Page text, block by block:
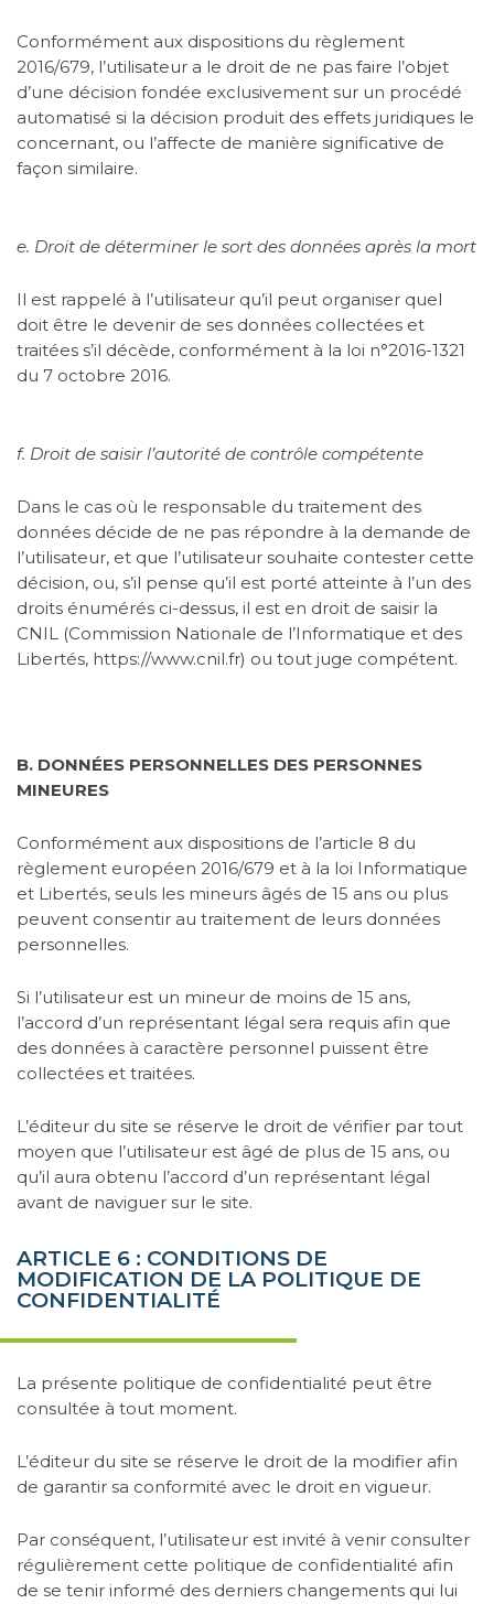
Conformément aux dispositions du règlement
2016/679, l’utilisateur a le droit de ne pas faire l’objet
d’une décision fondée exclusivement sur un procédé
automatisé si la décision produit des effets juridiques le
concernant, ou l’affecte de manière significative de
façon similaire.
e. Droit de déterminer le sort des données après la mort
Il est rappelé à l’utilisateur qu’il peut organiser quel
doit être le devenir de ses données collectées et
traitées s’il décède, conformément à la loi n°2016-1321
du 7 octobre 2016.
f. Droit de saisir l’autorité de contrôle compétente
Dans le cas où le responsable du traitement des
données décide de ne pas répondre à la demande de
l’utilisateur, et que l’utilisateur souhaite contester cette
décision, ou, s’il pense qu’il est porté atteinte à l’un des
droits énumérés ci-dessus, il est en droit de saisir la
CNIL (Commission Nationale de l’Informatique et des
Libertés, https://www.cnil.fr) ou tout juge compétent.
B. DONNÉES PERSONNELLES DES PERSONNES
MINEURES
Conformément aux dispositions de l’article 8 du
règlement européen 2016/679 et à la loi Informatique
et Libertés, seuls les mineurs âgés de 15 ans ou plus
peuvent consentir au traitement de leurs données
personnelles.
Si l’utilisateur est un mineur de moins de 15 ans,
l’accord d’un représentant légal sera requis afin que
des données à caractère personnel puissent être
collectées et traitées.
L’éditeur du site se réserve le droit de vérifier par tout
moyen que l’utilisateur est âgé de plus de 15 ans, ou
qu’il aura obtenu l’accord d’un représentant légal
avant de naviguer sur le site.
ARTICLE 6 : CONDITIONS DE
MODIFICATION DE LA POLITIQUE DE
CONFIDENTIALITÉ
La présente politique de confidentialité peut être
consultée à tout moment.
L’éditeur du site se réserve le droit de la modifier afin
de garantir sa conformité avec le droit en vigueur.
Par conséquent, l’utilisateur est invité à venir consulter
régulièrement cette politique de confidentialité afin
de se tenir informé des derniers changements qui lui